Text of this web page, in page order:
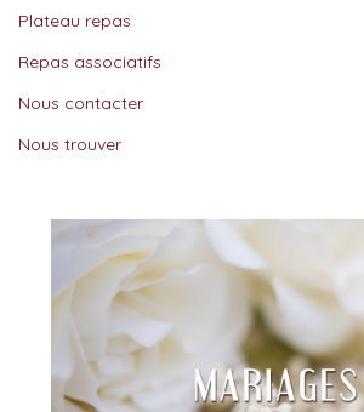
Plateau repas
Repas associatifs
Nous contacter
Nous trouver